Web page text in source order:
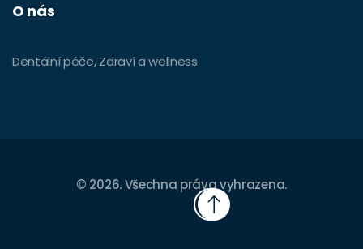
O nás
Dentální péče, Zdraví a wellness
© 2026. Všechna práva vyhrazena.